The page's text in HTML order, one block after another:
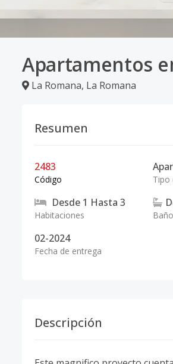
Apartamentos
La Romana, La Romana
Resumen
2483
Código Tipo
Desde 1 Hasta 3
Habitaciones
02-2024
Fecha de entrega
Descripción